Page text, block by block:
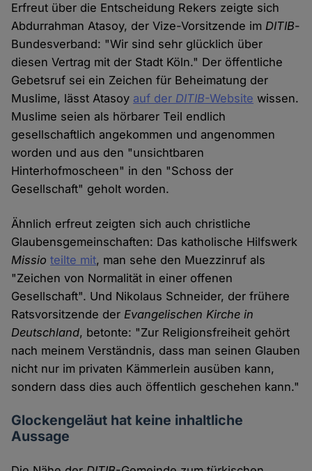
Erfreut über die Entscheidung Rekers zeigte sich
Abdurrahman Atasoy, der Vize-Vorsitzende imDITIB-
Bundesverband: "Wir sind sehr glücklich über
diesen Vertrag mit der Stadt Köln." Der öffentliche
Gebetsruf sei ein Zeichen für Beheimatung der
Muslime, lässt Atasoy auf der DITIB-Website wissen.
Muslime seien als hörbarer Teil endlich
gesellschaftlich angekommen und angenommen
worden und aus den "unsichtbaren
Hinterhofmoscheen" in den "Schoss der
Gesellschaft" geholt worden.
Ähnlich erfreut zeigten sich auch christliche
Glaubensgemeinschaften: Das katholische Hilfswerk
Missio teilte mit, man sehe den Muezzinruf als
"Zeichen von Normalität in einer offenen
Gesellschaft". Und Nikolaus Schneider, der frühere
Ratsvorsitzende derEvangelischen Kirche in
Deutschland, betonte: "Zur Religionsfreiheit gehört
nach meinem Verständnis, dass man seinen Glauben
nicht nur im privaten Kämmerlein ausüben kann,
sondern dass dies auch öffentlich geschehen kann."
Glockengeläut hat keine inhaltliche
Aussage